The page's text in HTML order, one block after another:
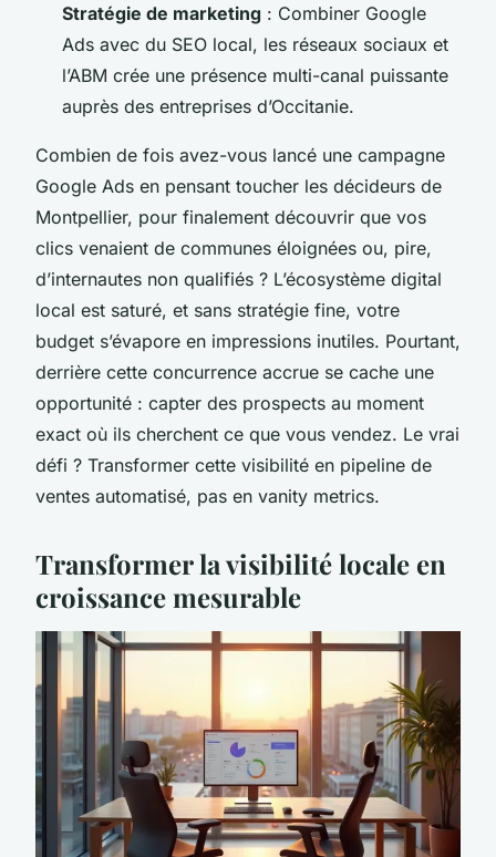
Stratégie de marketing : Combiner Google
Ads avec du SEO local, les réseaux sociaux et
l’ABM crée une présence multi-canal puissante
auprès des entreprises d’Occitanie.
Combien de fois avez-vous lancé une campagne
Google Ads en pensant toucher les décideurs de
Montpellier, pour finalement découvrir que vos
clics venaient de communes éloignées ou, pire,
d’internautes non qualifiés ? L’écosystème digital
local est saturé, et sans stratégie fine, votre
budget s’évapore en impressions inutiles. Pourtant,
derrière cette concurrence accrue se cache une
opportunité : capter des prospects au moment
exact où ils cherchent ce que vous vendez. Le vrai
défi ? Transformer cette visibilité en pipeline de
ventes automatisé, pas en vanity metrics.
Transformer la visibilité locale en
croissance mesurable